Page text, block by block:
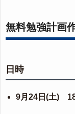
無料勉強計画
日時
9月24日(土)